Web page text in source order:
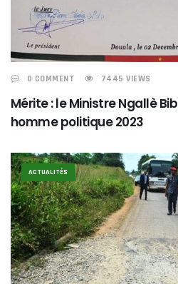
0 COMMENT 7445 VIEWS
Mérite : le Ministre Ngallè
homme politique 2023
ACTUALITÉS